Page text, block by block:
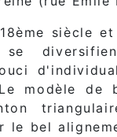
siècle et
modèle de
le bel